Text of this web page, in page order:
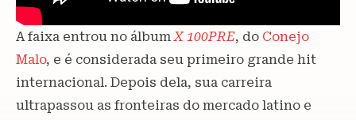
A faixa entrou no álbumX 100PRE, do Conejo
Malo, e é considerada seu primeiro grande hit
internacional. Depois dela, sua carreira
ultrapassou as fronteiras do mercado latino e